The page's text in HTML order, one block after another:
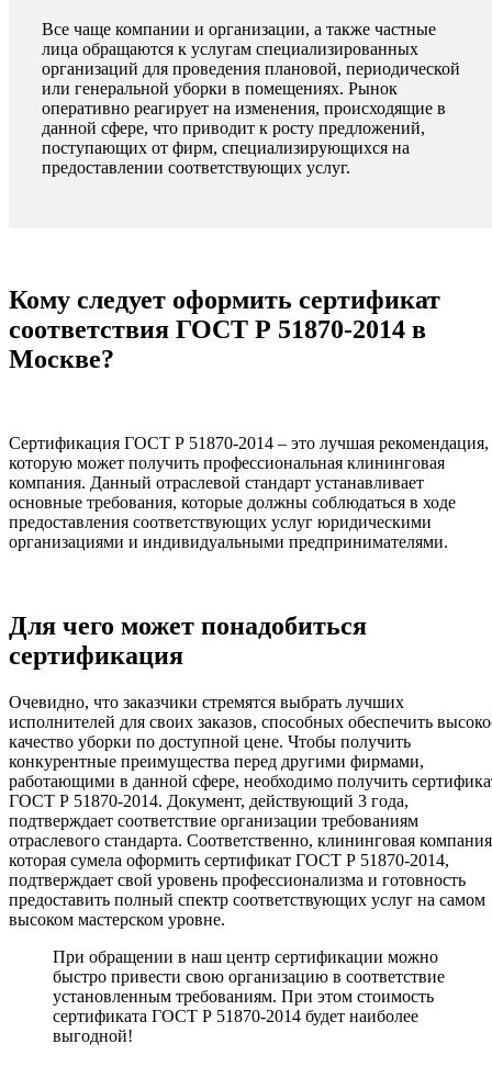
Все чаще компании и организации, а также частные
лица обращаются к услугам специализированных
организаций для проведения плановой, периодической
или генеральной уборки в помещениях. Рынок
оперативно реагирует на изменения, происходящие в
данной сфере, что приводит к росту предложений,
поступающих от фирм, специализирующихся на
предоставлении соответствующих услуг.
Кому следует оформить сертификат
соответствия ГОСТ Р 51870-2014 в
Москве?
Сертификация ГОСТ Р 51870-2014 – это лучшая рекомендация,
которую может получить профессиональная клининговая
компания. Данный отраслевой стандарт устанавливает
основные требования, которые должны соблюдаться в ходе
предоставления соответствующих услуг юридическими
организациями и индивидуальными предпринимателями.
Для чего может понадобиться
сертификация
Очевидно, что заказчики стремятся выбрать лучших
исполнителей для своих заказов, способных обеспечить
качество уборки по доступной цене. Чтобы получить
конкурентные преимущества перед другими фирмами,
работающими в данной сфере, необходимо получить
ГОСТ Р 51870-2014. Документ, действующий 3 года,
подтверждает соответствие организации требованиям
отраслевого стандарта. Соответственно, клининговая
которая сумела оформить сертификат ГОСТ Р 51870-2014,
подтверждает свой уровень профессионализма и готовность
предоставить полный спектр соответствующих услуг на самом
высоком мастерском уровне.
При обращении в наш центр сертификации можно
быстро привести свою организацию в соответствие
установленным требованиям. При этом стоимость
сертификата ГОСТ Р 51870-2014 будет наиболее
выгодной!